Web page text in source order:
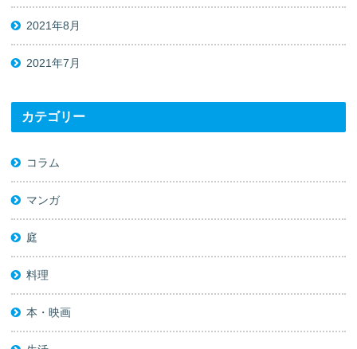
2021年8月
2021年7月
カテゴリー
コラム
マンガ
庭
料理
本・映画